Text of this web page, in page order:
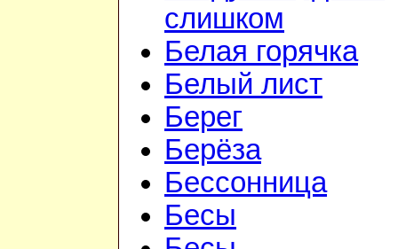
слишком
Белая горячка
Белый лист
Берег
Берёза
Бессонница
Бесы